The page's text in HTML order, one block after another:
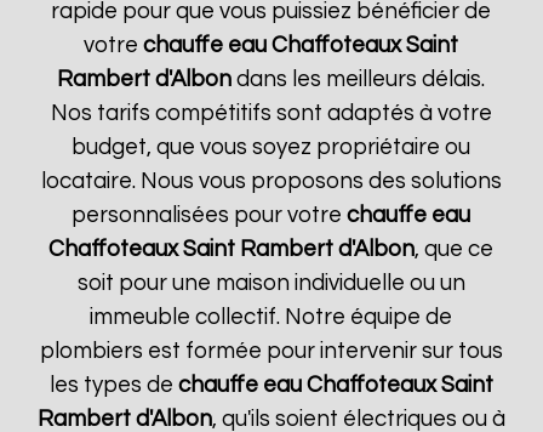
rapide pour que vous puissiez bénéficier de
votrechauffe eau Chaffoteaux Saint
Rambert d'Albon dans les meilleurs délais.
Nos tarifs compétitifs sont adaptés à votre
budget, que vous soyez propriétaire ou
locataire. Nous vous proposons des solutions
personnalisées pour votrechauffe eau
Chaffoteaux Saint Rambert d'Albon, que ce
soit pour une maison individuelle ou un
immeuble collectif. Notre équipe de
plombiers est formée pour intervenir sur tous
les types de chauffe eau Chaffoteaux Saint
Rambert d'Albon, qu'ils soient électriques ou à